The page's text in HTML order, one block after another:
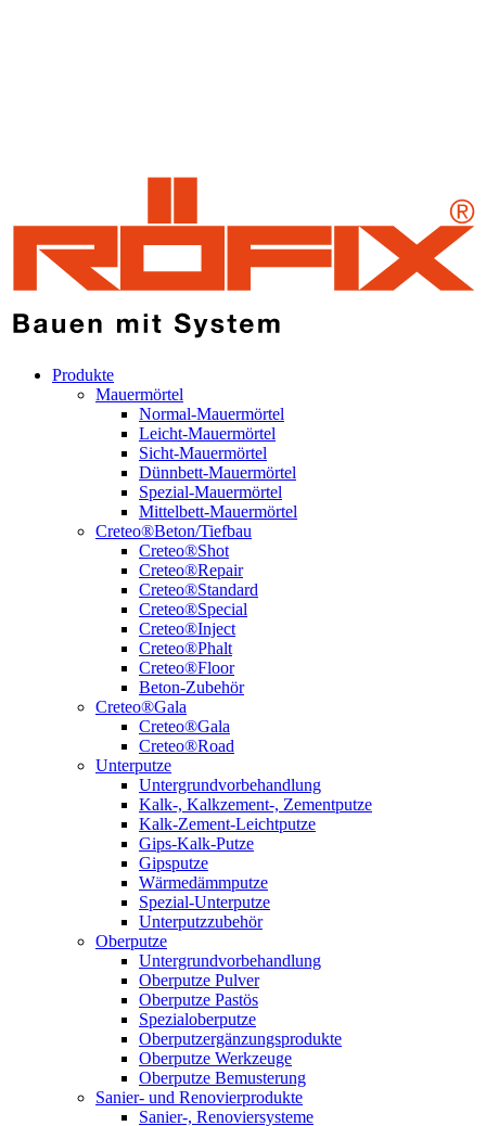
Produkte
Mauermörtel
Normal-Mauermörtel
Leicht-Mauermörtel
Sicht-Mauermörtel
Dünnbett-Mauermörtel
Spezial-Mauermörtel
Mittelbett-Mauermörtel
Creteo®Beton/Tiefbau
Creteo®Shot
Creteo®Repair
Creteo®Standard
Creteo®Special
Creteo®Inject
Creteo®Phalt
Creteo®Floor
Beton-Zubehör
Creteo®Gala
Creteo®Gala
Creteo®Road
Unterputze
Untergrundvorbehandlung
Kalk-, Kalkzement-, Zementputze
Kalk-Zement-Leichtputze
Gips-Kalk-Putze
Gipsputze
Wärmedämmputze
Spezial-Unterputze
Unterputzzubehör
Oberputze
Untergrundvorbehandlung
Oberputze Pulver
Oberputze Pastös
Spezialoberputze
Oberputzergänzungsprodukte
Oberputze Werkzeuge
Oberputze Bemusterung
Sanier- und Renovierprodukte
Sanier-, Renoviersysteme